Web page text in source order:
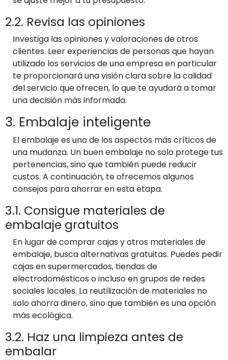
2.2. Revisa las opiniones
Investiga las opiniones y valoraciones de otros
clientes. Leer experiencias de personas que hayan
utilizado los servicios de una empresa en particular
te proporcionará una visión clara sobre la calidad
del servicio que ofrecen, lo que te ayudará a tomar
una decisión más informada.
3. Embalaje inteligente
El embalaje es uno de los aspectos más críticos de
una mudanza. Un buen embalaje no solo protege tus
pertenencias, sino que también puede reducir
custos. A continuación, te ofrecemos algunos
consejos para ahorrar en esta etapa.
3.1. Consigue materiales de
embalaje gratuitos
En lugar de comprar cajas y otros materiales de
embalaje, busca alternativas gratuitas. Puedes pedir
cajas en supermercados, tiendas de
electrodomésticos o incluso en grupos de redes
sociales locales. La reutilización de materiales no
solo ahorra dinero, sino que también es una opción
más ecológica.
3.2. Haz una limpieza antes de
embalar